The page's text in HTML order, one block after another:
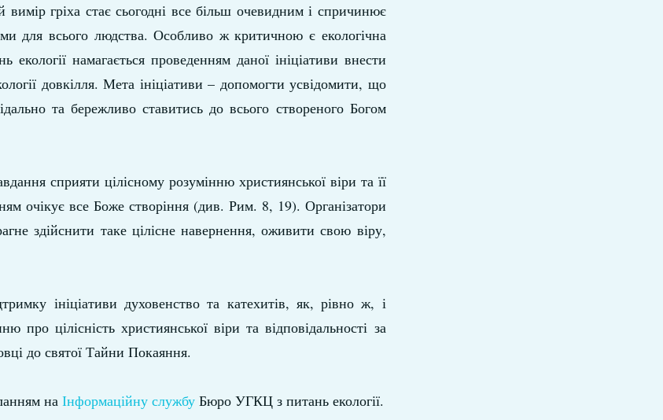
гріха стає сьогодні все більш очевидним і спричинює
для всього людства. Особливо ж критичною є екологічна
намагається проведенням даної ініціативи внести
довкілля. Мета ініціативи – допомогти усвідомити, що
та бережливо ставитись до всього створеного Богом
сприяти цілісному розумінню християнської віри та її
очікує все Боже створіння (див. Рим. 8, 19). Організатори
здійснити таке цілісне навернення, оживити свою віру,
ініціативи духовенство та катехитів, як, рівно ж, і
про цілісність християнської віри та відповідальності за
до святої Тайни Покаяння.
на Інформаційну службуБюро УГКЦ з питань екології.